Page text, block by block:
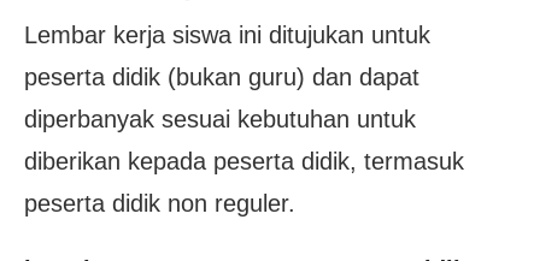
Lembar kerja siswa ini ditujukan untuk
peserta didik (bukan guru) dan dapat
diperbanyak sesuai kebutuhan untuk
diberikan kepada peserta didik, termasuk
peserta didik non reguler.